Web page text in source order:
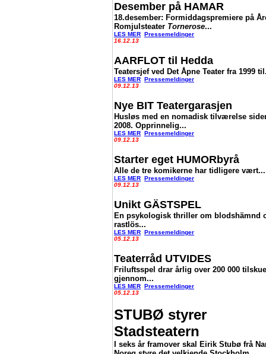
Desember på HAMAR
18.desember: Formiddagspremiere på
Romjulsteater Tornerose...
LES MER Pressemeldinger
16.12.13
AARFLOT til Hedda
Teatersjef ved Det Åpne Teater fra 1999
LES MER Pressemeldinger
09.12.13
Nye BIT Teatergarasjen
Husløs med en nomadisk tilværelse
2008. Opprinnelig...
LES MER Pressemeldinger
09.12.13
Starter eget HUMORbyrå
Alle de tre komikerne har tidligere vært...
LES MER Pressemeldinger
09.12.13
Unikt GÄSTSPEL
En psykologisk thriller om blodshämnd
rastlös...
LES MER Pressemeldinger
05.12.13
Teaterråd UTVIDES
Friluftsspel drar årlig over 200 000
gjennom...
LES MER Pressemeldinger
05.12.13
STUBØ styrer
Stadsteatern
I seks år framover skal Eirik Stubø frå